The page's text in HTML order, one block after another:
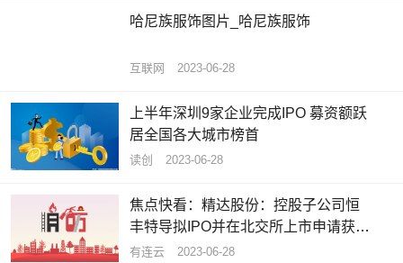
哈尼族服饰图片_哈尼族服饰
互联网 2023-06-28
上半年深圳9家企业完成IPO 募资额跃
居全国各大城市榜首
读创 2023-06-28
焦点快看：精达股份：控股子公司恒
丰特导拟IPO并在北交所上市申请获得
受理
有连云 2023-06-28